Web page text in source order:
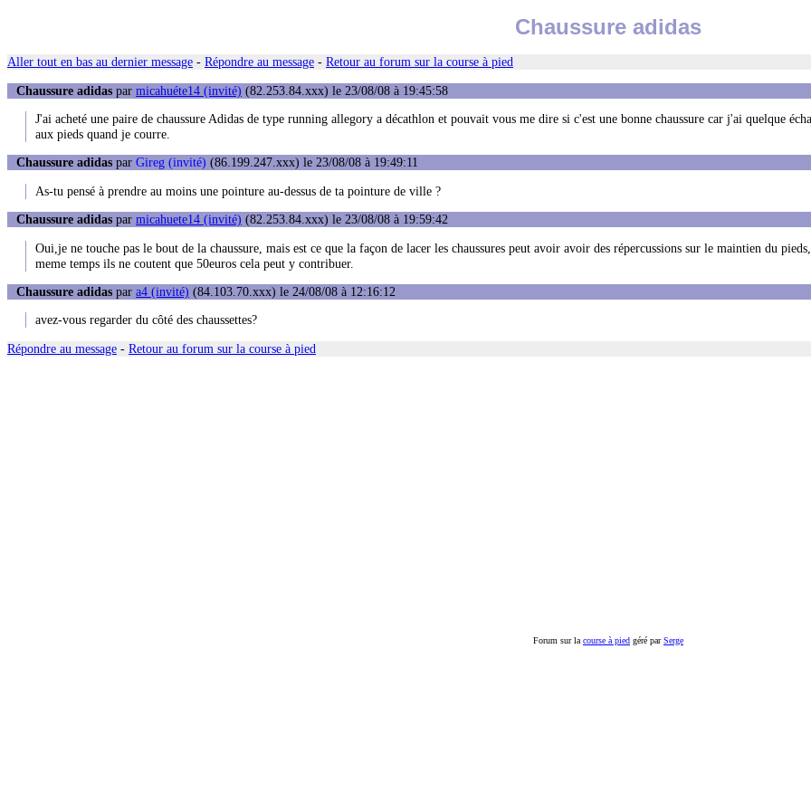
Chaussure adidas
Aller tout en bas au dernier message - Répondre au message - Retour au forum sur la course à pied
Chaussure adidas par micahuéte14 (invité) (82.253.84.xxx) le 23/08/08 à 19:45:58
J'ai acheté une paire de chaussure Adidas de type running allegory a décathlon et pouvait vous me dire si c'est une bonne chaussure car j'ai quelque
aux pieds quand je courre.
Chaussure adidas par Gireg (invité) (86.199.247.xxx) le 23/08/08 à 19:49:11
As-tu pensé à prendre au moins une pointure au-dessus de ta pointure de ville ?
Chaussure adidas par micahuete14 (invité) (82.253.84.xxx) le 23/08/08 à 19:59:42
Oui,je ne touche pas le bout de la chaussure, mais est ce que la façon de lacer les chaussures peut avoir avoir des répercussions sur le maintien du
meme temps ils ne coutent que 50euros cela peut y contribuer.
Chaussure adidas par a4 (invité) (84.103.70.xxx) le 24/08/08 à 12:16:12
avez-vous regarder du côté des chaussettes?
Répondre au message - Retour au forum sur la course à pied
Forum sur lacourse à pied géré parSerge